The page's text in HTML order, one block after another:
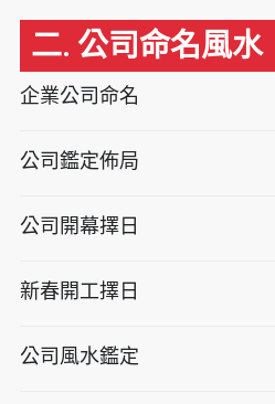
二. 公司命名風水
企業公司命名
公司鑑定佈局
公司開幕擇日
新春開工擇日
公司風水鑑定